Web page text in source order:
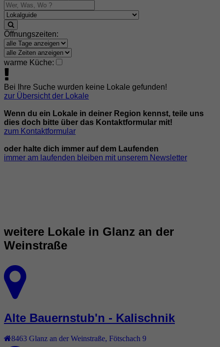
Öffnungszeiten:
warme Küche:
Bei Ihre Suche wurden keine Lokale gefunden!
zur Übersicht der Lokale
Wenn du ein Lokale in deiner Region kennst, teile uns
dies doch bitte über das Kontaktformular mit!
zum Kontaktformular
oder halte dich immer auf dem Laufenden
immer am laufenden bleiben mit unserem Newsletter
weitere Lokale in Glanz an der
Weinstraße
Alte Bauernstub'n - Kalischnik
8463 Glanz an der Weinstraße, Fötschach 9